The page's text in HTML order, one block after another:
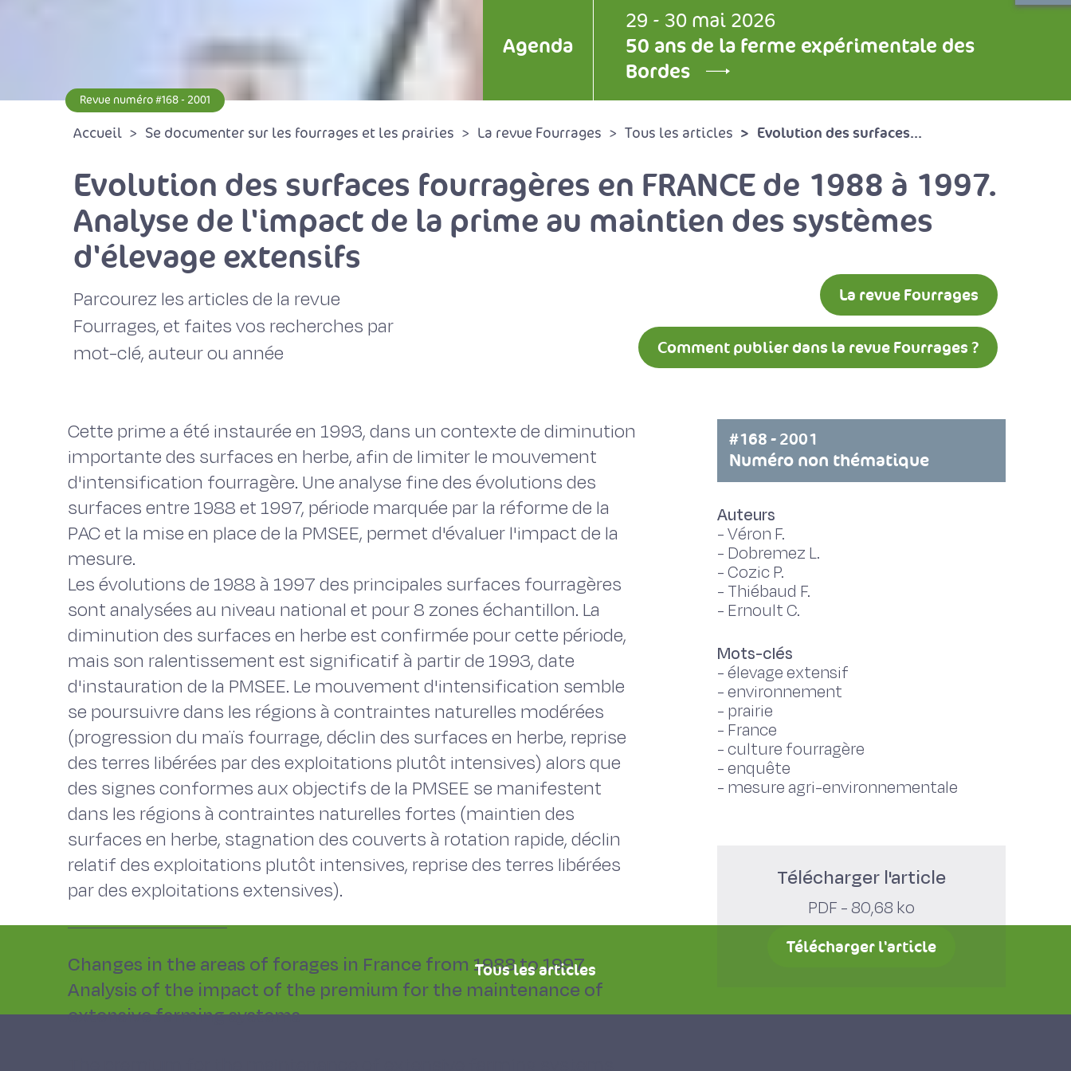
Agenda
29 - 30 mai 2026
50 ans de la ferme expérimentale des
Bordes
Revue numéro #168 - 2001
Accueil Se documenter sur les fourrages et les prairies La revue Fourrages Tous les articles Evolution des surfaces...
Evolution des surfaces fourragères en FRANCE de 1988 à 1997.
Analyse de l'impact de la prime au maintien des systèmes
d'élevage extensifs
Parcourez les articles de la revue
Fourrages, et faites vos recherches par
mot-clé, auteur ou année
La revue Fourrages
Comment publier dans la revue Fourrages ?
Cette prime a été instaurée en 1993, dans un contexte de diminution
importante des surfaces en herbe, afin de limiter le mouvement
d'intensification fourragère. Une analyse fine des évolutions des
surfaces entre 1988 et 1997, période marquée par la réforme de la
PAC et la mise en place de la PMSEE, permet d'évaluer l'impact de la
mesure.
Les évolutions de 1988 à 1997 des principales surfaces fourragères
sont analysées au niveau national et pour 8 zones échantillon. La
diminution des surfaces en herbe est confirmée pour cette période,
mais son ralentissement est significatif à partir de 1993, date
d'instauration de la PMSEE. Le mouvement d'intensification semble
se poursuivre dans les régions à contraintes naturelles modérées
(progression du maïs fourrage, déclin des surfaces en herbe, reprise
des terres libérées par des exploitations plutôt intensives) alors que
des signes conformes aux objectifs de la PMSEE se manifestent
dans les régions à contraintes naturelles fortes (maintien des
surfaces en herbe, stagnation des couverts à rotation rapide, déclin
relatif des exploitations plutôt intensives, reprise des terres libérées
par des exploitations extensives).
Changes in the areas of forages in France from 1988 to 1997.
Analysis of the impact of the premium for the maintenance of
extensive farming systems
#168 - 2001
Numéro non thématique
Auteurs
-Véron F.
- Dobremez L.
-Cozic P.
- Thiébaud F.
- Ernoult C.
Mots-clés
-élevage extensif
-environnement
- prairie
- France
-culture fourragère
-enquête
- mesure agri-environnementale
Télécharger l'article
PDF - 80,68 ko
Télécharger l'article
Tous les articles